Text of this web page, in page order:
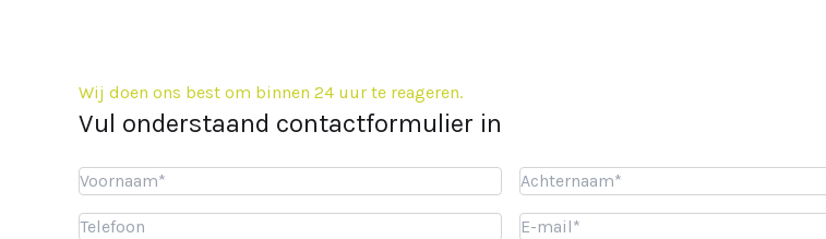
Wij doen ons best om binnen 24 uur te reageren.
Vul onderstaand contactformulier in